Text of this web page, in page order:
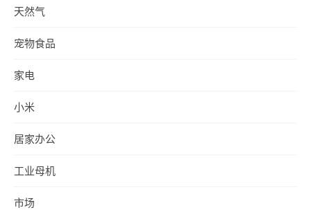
天然气
宠物食品
家电
小米
居家办公
工业母机
市场